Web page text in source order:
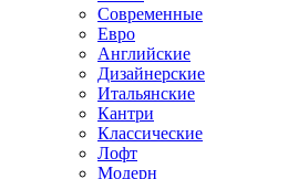
Современные
Евро
Английские
Дизайнерские
Итальянские
Кантри
Классические
Лофт
Модерн